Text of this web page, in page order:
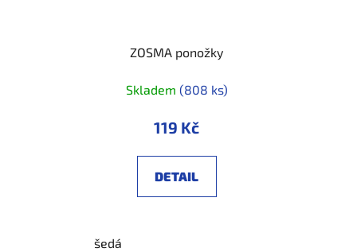
ZOSMA ponožky
Skladem (808 ks)
119 Kč
DETAIL
šedá